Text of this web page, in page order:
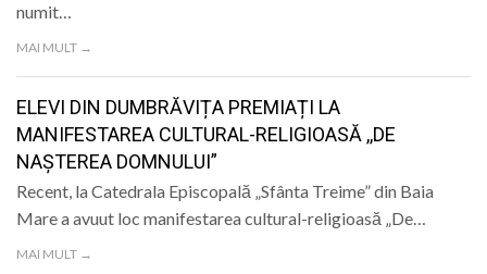
numit…
MAI MULT →
ELEVI DIN DUMBRĂVIȚA PREMIAȚI LA
MANIFESTAREA CULTURAL-RELIGIOASĂ ,,DE
NAȘTEREA DOMNULUI”
Recent, la Catedrala Episcopală „Sfânta Treime” din Baia
Mare a avuut loc manifestarea cultural-religioasă „De…
MAI MULT →